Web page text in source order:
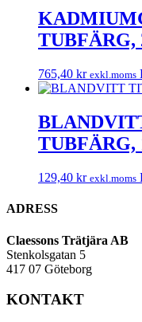
TUBFÄRG,
765,40 kr exkl.moms
TUBFÄRG,
129,40 kr exkl.moms
ADRESS
Claessons Trätjära AB
Stenkolsgatan 5
417 07 Göteborg
KONTAKT